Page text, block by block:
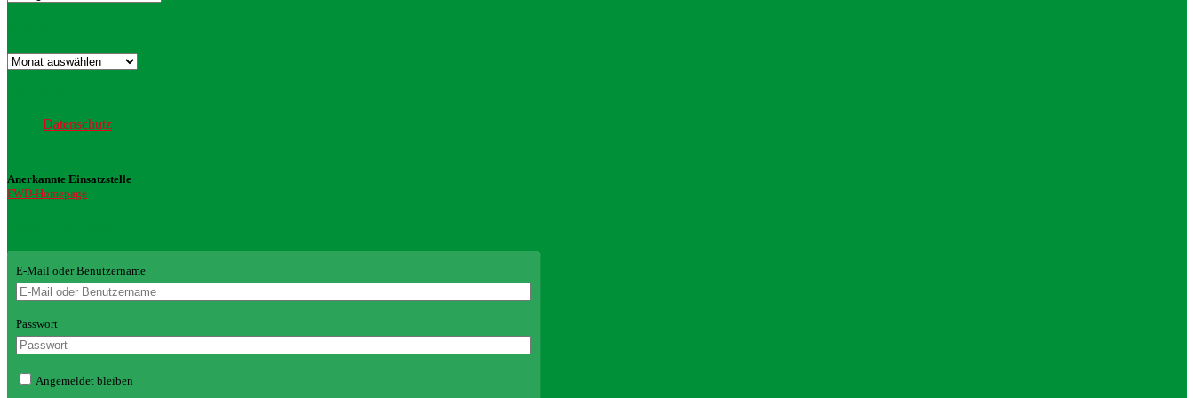
Archiv
Datenschutz
Anerkannte Einsatzstelle
FWD-Homepage
E-Mail oder Benutzername
Passwort
Angemeldet bleiben